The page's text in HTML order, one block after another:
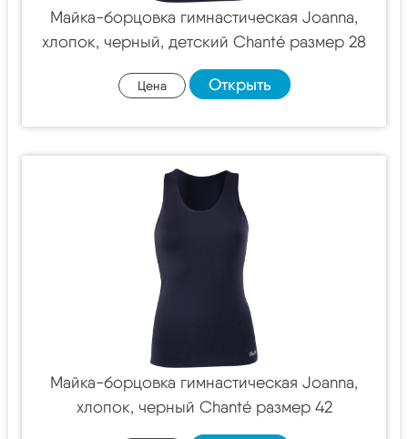
Майка-борцовка гимнастическая Joanna,
хлопок, черный, детский Chanté размер 28
Цена Открыть
Майка-борцовка гимнастическая Joanna,
хлопок, черный Chanté размер 42